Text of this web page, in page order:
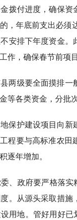
拨付进度，确保
，年底前支出必须
安排下年度资金
作，确保春节前项
两级要全面摸排
等各类资金，分批
保护建设项目向
程要与高标准农
逐年增加。
、政府要严格落
。从源头采取措
用地。管好用好